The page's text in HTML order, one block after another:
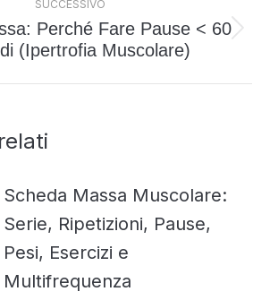
SUCCESSIVO
Prossimo
Perché Fare Pause < 60
(Ipertrofia Muscolare)
Scheda Massa Muscolare:
Serie, Ripetizioni, Pause,
Pesi, Esercizi e
Multifrequenza